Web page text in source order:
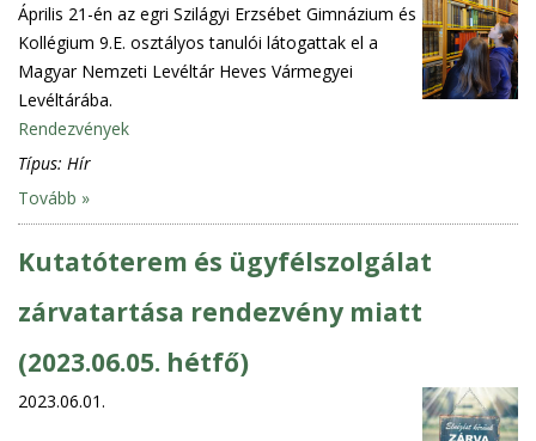
Április 21-én az egri Szilágyi Erzsébet Gimnázium és
Kollégium 9.E. osztályos tanulói látogattak el a
Magyar Nemzeti Levéltár Heves Vármegyei
Levéltárába.
Rendezvények
Típus: Hír
Tovább »
Kutatóterem és ügyfélszolgálat
zárvatartása rendezvény miatt
(2023.06.05. hétfő)
2023.06.01.